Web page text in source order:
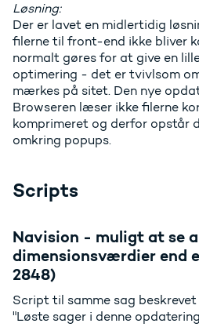
Løsning:
Der er lavet en midlertidig
filerne til front-end ikke bliver
normalt gøres for at give en
optimering - det er tvivlsom
mærkes på sitet. Den nye
Browseren læser ikke filerne
komprimeret og derfor opstår
omkring popups.
Scripts
Navision - muligt at se
dimensionsværdier end
2848)
Script til samme sag
"Løste sager i denne